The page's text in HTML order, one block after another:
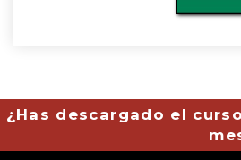
¿Has descargado el